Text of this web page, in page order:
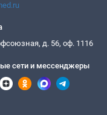
д. 56, оф. 1116
сети и мессенджеры